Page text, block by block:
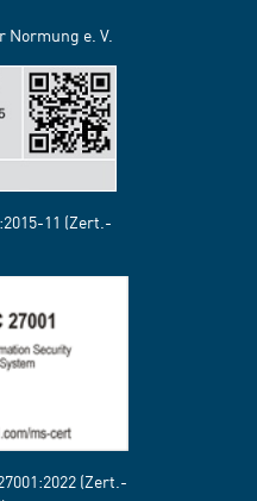
e. V.
11 (Zert.-
(Zert.-